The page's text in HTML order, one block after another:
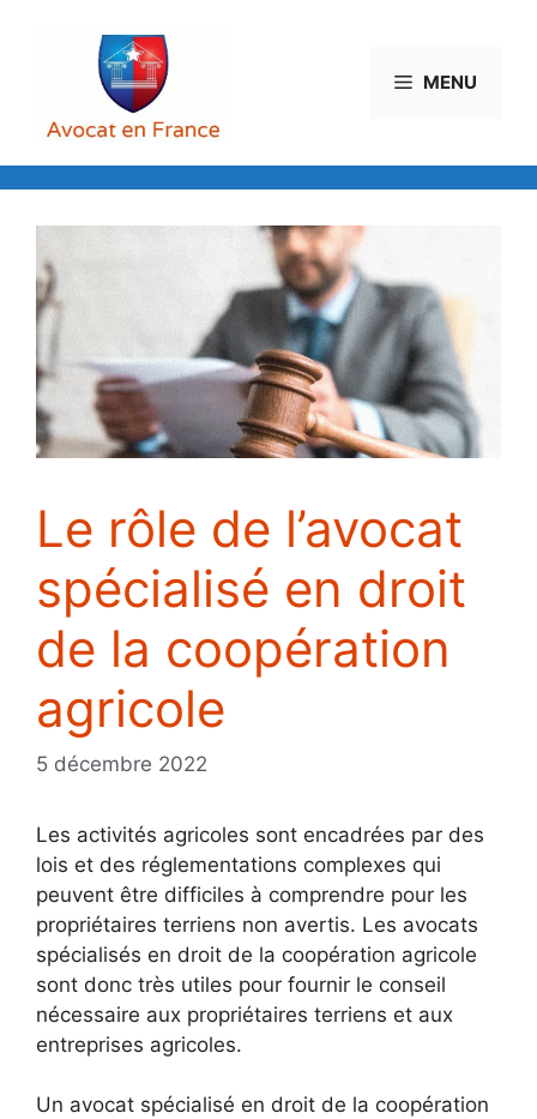
MENU
Le rôle de l’avocat
spécialisé en droit
de la coopération
agricole
5 décembre 2022
Les activités agricoles sont encadrées par des
lois et des réglementations complexes qui
peuvent être difficiles à comprendre pour les
propriétaires terriens non avertis. Les avocats
spécialisés en droit de la coopération agricole
sont donc très utiles pour fournir le conseil
nécessaire aux propriétaires terriens et aux
entreprises agricoles.
Un avocat spécialisé en droit de la coopération